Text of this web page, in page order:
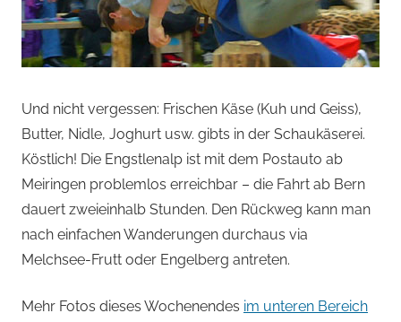
Und nicht vergessen: Frischen Käse (Kuh und Geiss),
Butter, Nidle, Joghurt usw. gibts in der Schaukäserei.
Köstlich! Die Engstlenalp ist mit dem Postauto ab
Meiringen problemlos erreichbar – die Fahrt ab Bern
dauert zweieinhalb Stunden. Den Rückweg kann man
nach einfachen Wanderungen durchaus via
Melchsee-Frutt oder Engelberg antreten.
Mehr Fotos dieses Wochenendes im unteren Bereich